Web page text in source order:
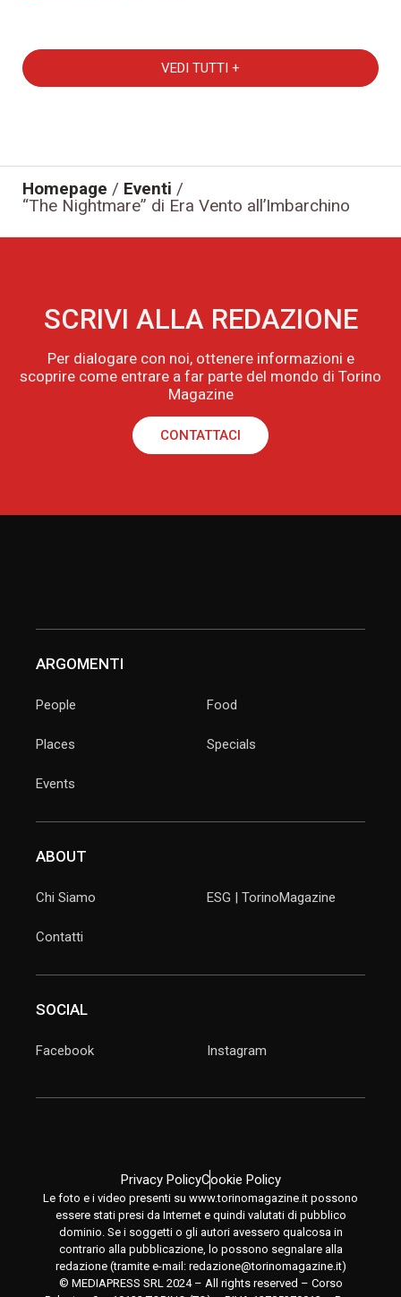
VEDI TUTTI +
Homepage / Eventi /
“The Nightmare” di Era Vento all’Imbarchino
SCRIVI ALLA REDAZIONE
Per dialogare con noi, ottenere informazioni e
scoprire come entrare a far parte del mondo di Torino
Magazine
CONTATTACI
ARGOMENTI
People
Places
Events
Food
Specials
ABOUT
Chi Siamo
Contatti
ESG | TorinoMagazine
SOCIAL
Facebook Instagram
Privacy PolicyCookie Policy
Le foto e i video presenti su www.torinomagazine.it possono
essere stati presi da Internet e quindi valutati di pubblico
dominio. Se i soggetti o gli autori avessero qualcosa in
contrario alla pubblicazione, lo possono segnalare alla
redazione (tramite e-mail: redazione@torinomagazine.it)
© MEDIAPRESS SRL 2024 – All rights reserved – Corso